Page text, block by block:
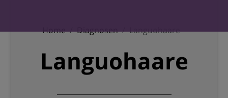
Home Diagnosen Languohaare
Languohaare